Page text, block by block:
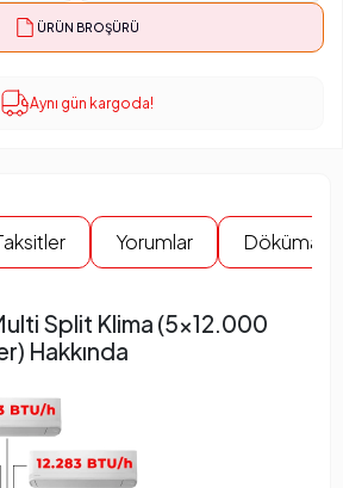
ÜRÜN BROŞÜRÜ
Aynı gün kargoda!
Yorumlar
Split Klima (5×12.000
Hakkında